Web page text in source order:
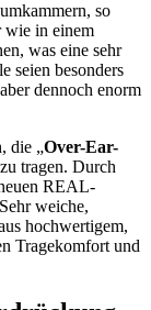
so
wie in einem
was eine sehr
seien besonders
dennoch enorm
die „Over-Ear-
tragen. Durch
REAL-
weiche,
hochwertigem,
Tragekomfort und